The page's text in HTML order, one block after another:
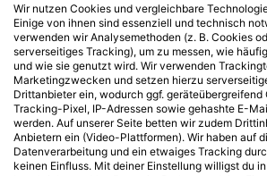
Wir nutzen Cookies und vergleichbare
Einige von ihnen sind essenziell und technisch
verwenden wir Analysemethoden (z. B. Cookies
serverseitiges Tracking), um zu messen, wie
und wie sie genutzt wird. Wir verwenden
Marketingzwecken und setzen hierzu
Drittanbieter ein, wodurch ggf. geräteübergreifend
Tracking-Pixel, IP-Adressen sowie gehashte E-
werden. Auf unserer Seite betten wir zudem
Anbietern ein (Video-Plattformen). Wir haben auf
Datenverarbeitung und ein etwaiges Tracking
keinen Einfluss. Mit deiner Einstellung willigst du